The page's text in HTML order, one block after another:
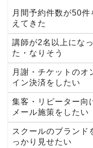
月間予約件数が50件
えてきた
講師が2名以上になっ
た・なりそう
月謝・チケットのオ
イン決済をしたい
集客・リピーター向
メール施策をしたい
スクールのブランド
っかり見せたい